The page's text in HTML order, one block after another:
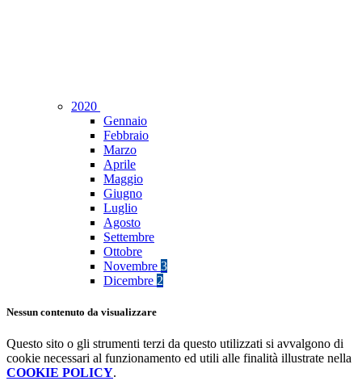
2020
Gennaio
Febbraio
Marzo
Aprile
Maggio
Giugno
Luglio
Agosto
Settembre
Ottobre
Novembre 3
Dicembre 2
Nessun contenuto da visualizzare
Questo sito o gli strumenti terzi da questo utilizzati si avvalgono di
cookie necessari al funzionamento ed utili alle finalità illustrate nella
COOKIE POLICY.